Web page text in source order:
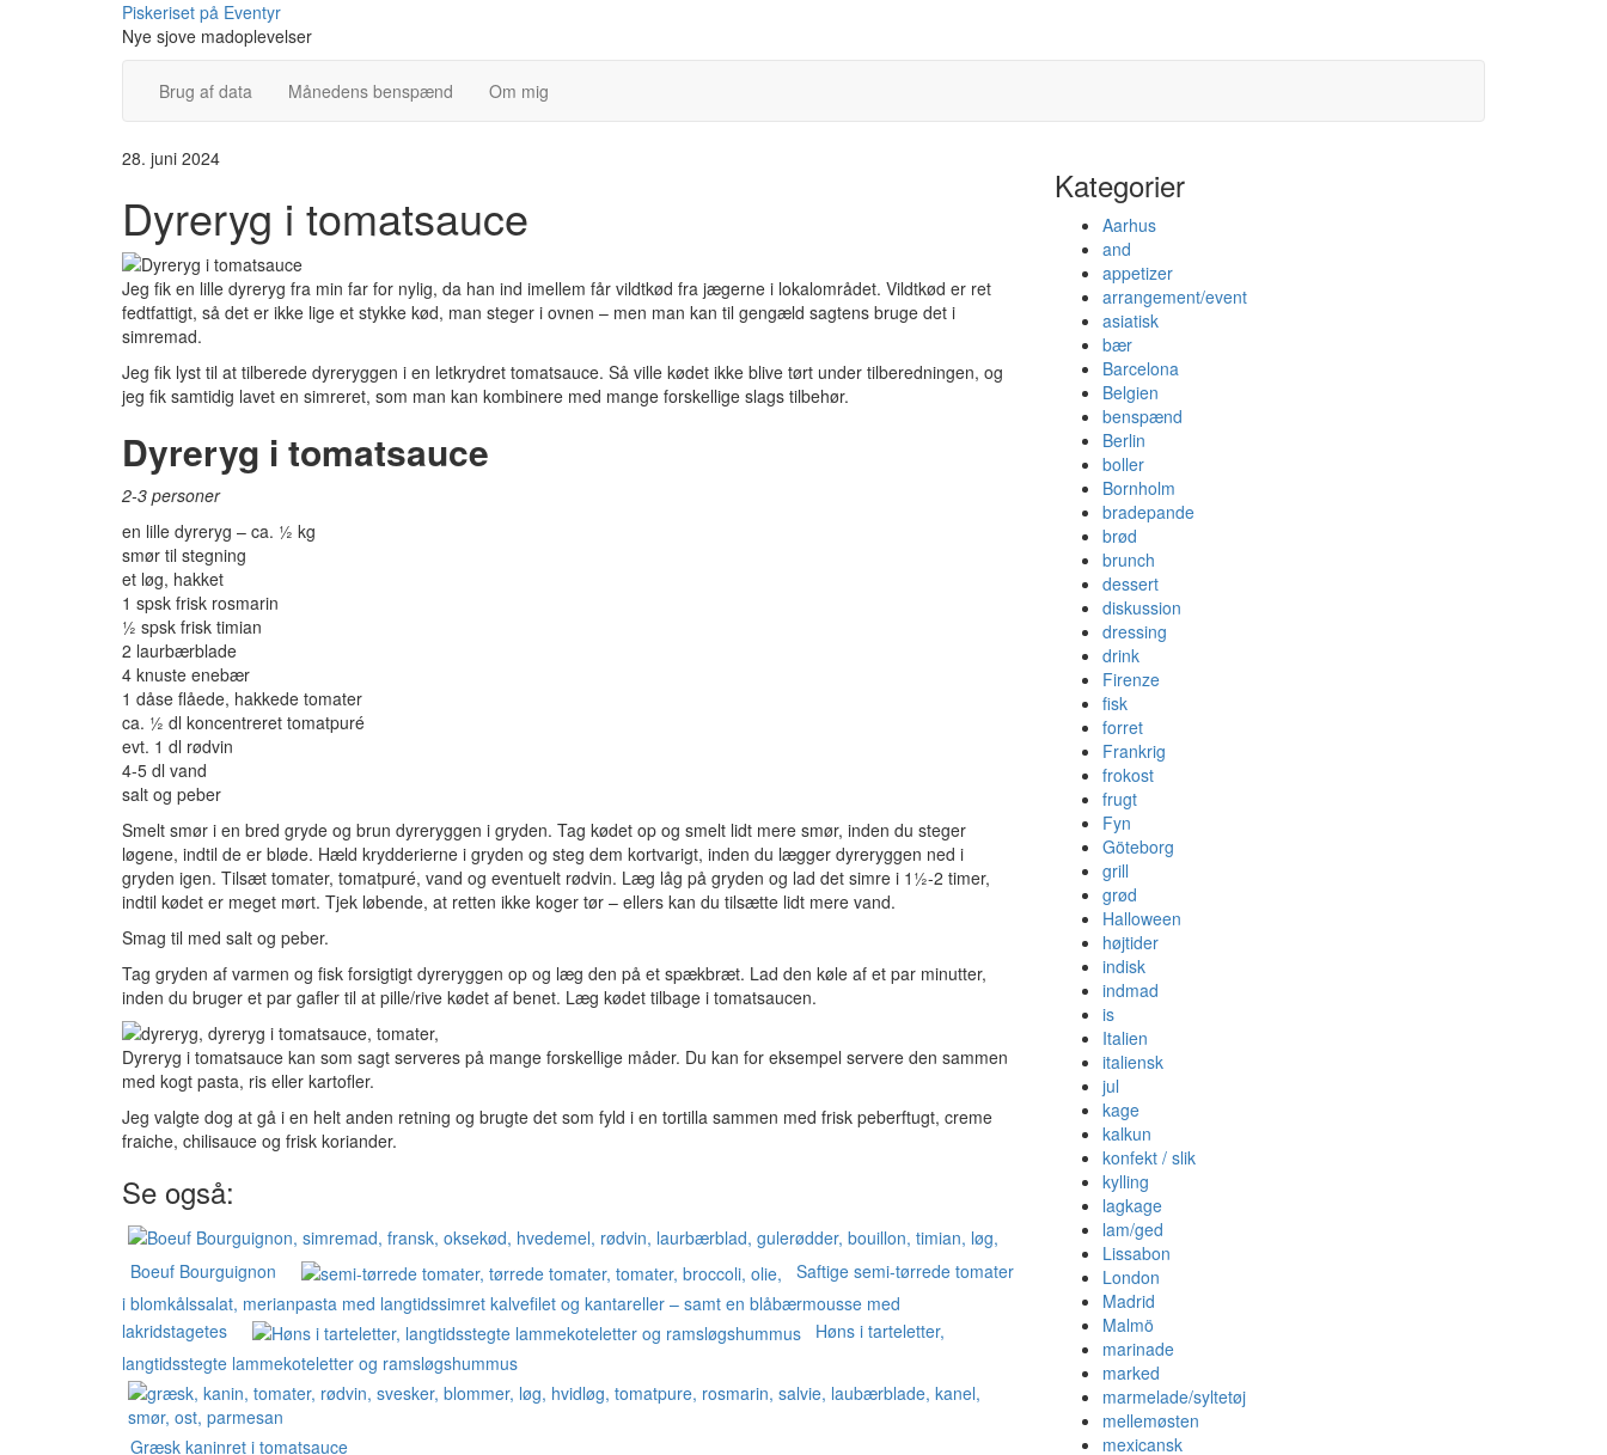
Piskeriset på Eventyr
Nye sjove madoplevelser
Brug af data Månedens benspænd Om mig
28. juni 2024
Dyreryg i tomatsauce
Jeg fik en lille dyreryg fra min far for nylig, da han ind imellem får vildtkød fra jægerne i lokalområdet. Vildtkød er ret
fedtfattigt, så det er ikke lige et stykke kød, man steger i ovnen – men man kan til gengæld sagtens bruge det i
simremad.
Jeg fik lyst til at tilberede dyreryggen i en letkrydret tomatsauce. Så ville kødet ikke blive tørt under tilberedningen, og
jeg fik samtidig lavet en simreret, som man kan kombinere med mange forskellige slags tilbehør.
Dyreryg i tomatsauce
2-3 personer
en lille dyreryg – ca. ½ kg
smør til stegning
et løg, hakket
1 spsk frisk rosmarin
½ spsk frisk timian
2 laurbærblade
4 knuste enebær
1 dåse flåede, hakkede tomater
ca. ½ dl koncentreret tomatpuré
evt. 1 dl rødvin
4-5 dl vand
salt og peber
Smelt smør i en bred gryde og brun dyreryggen i gryden. Tag kødet op og smelt lidt mere smør, inden du steger
løgene, indtil de er bløde. Hæld krydderierne i gryden og steg dem kortvarigt, inden du lægger dyreryggen ned i
gryden igen. Tilsæt tomater, tomatpuré, vand og eventuelt rødvin. Læg låg på gryden og lad det simre i 1½-2 timer,
indtil kødet er meget mørt. Tjek løbende, at retten ikke koger tør – ellers kan du tilsætte lidt mere vand.
Smag til med salt og peber.
Tag gryden af varmen og fisk forsigtigt dyreryggen op og læg den på et spækbræt. Lad den køle af et par minutter,
inden du bruger et par gafler til at pille/rive kødet af benet. Læg kødet tilbage i tomatsaucen.
Dyreryg i tomatsauce kan som sagt serveres på mange forskellige måder. Du kan for eksempel servere den sammen
med kogt pasta, ris eller kartofler.
Jeg valgte dog at gå i en helt anden retning og brugte det som fyld i en tortilla sammen med frisk peberftugt, creme
fraiche, chilisauce og frisk koriander.
Se også:
Boeuf Bourguignon
Saftige semi-tørrede tomater
i blomkålssalat, merianpasta med langtidssimret kalvefilet og kantareller – samt en blåbærmousse med
lakridstagetes
Høns i tarteletter,
langtidsstegte lammekoteletter og ramsløgshummus
Græsk kaninret i tomatsauce
Kategorier
Aarhus
and
appetizer
arrangement/event
asiatisk
bær
Barcelona
Belgien
benspænd
Berlin
boller
Bornholm
bradepande
brød
brunch
dessert
diskussion
dressing
drink
Firenze
fisk
forret
Frankrig
frokost
frugt
Fyn
Göteborg
grill
grød
Halloween
højtider
indisk
indmad
is
Italien
italiensk
jul
kage
kalkun
konfekt / slik
kylling
lagkage
lam/ged
Lissabon
London
Madrid
Malmö
marinade
marked
marmelade/syltetøj
mellemøsten
mexicansk